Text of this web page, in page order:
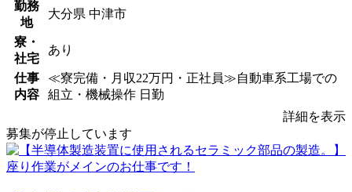
勤務
地
大分県 中津市
寮・
社宅
あり
仕事
内容
≪寮完備・月収22万円・正社員≫自動車系工場での
組立・機械操作 日勤
詳細を表示
募集が停止しています